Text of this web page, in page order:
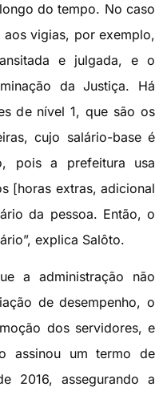
do tempo. No caso
vigias, por exemplo,
e julgada, e o
da Justiça. Há
de nível 1, que são os
cujo salário-base é
pois a prefeitura usa
[horas extras, adicional
da pessoa. Então, o
explica Salôto.
a administração não
de desempenho, o
dos servidores, e
assinou um termo de
2016, assegurando a